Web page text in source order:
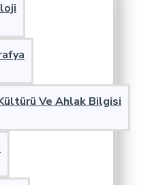
Ve Ahlak Bilgisi